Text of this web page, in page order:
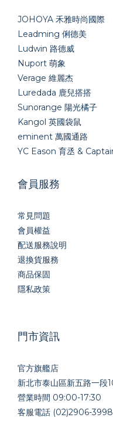
JOHOYA 禾雅時尚國際
Leadming 俐德美
Ludwin 路德威
Nuport 萌象
Verage 維麗杰
Luredada 鹿兒搭搭
Sunorange 陽光橘子
Kangol 英國袋鼠
eminent 萬國通路
YC Eason 育丞 &
會員服務
常見問題
會員權益
配送服務說明
退換貨服務
商品保固
隱私政策
門市資訊
官方旗艦店
新北市泰山區新五路一段
營業時間 09:00-17:30
客服電話 (02)2906-3998